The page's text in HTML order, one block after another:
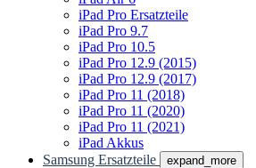
iPad Pro Ersatzteile
iPad Pro 9.7
iPad Pro 10.5
iPad Pro 12.9 (2015)
iPad Pro 12.9 (2017)
iPad Pro 11 (2018)
iPad Pro 11 (2020)
iPad Pro 11 (2021)
iPad Akkus
Samsung Ersatzteile
expand_more